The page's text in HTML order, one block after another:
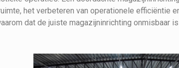
het verbeteren van operationele efficiëntie
dat de juiste magazijninrichting onmisbaar